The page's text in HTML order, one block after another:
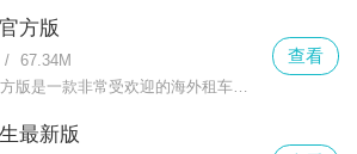
方版
/ 67.34M
惠租车官方版是一款非常受欢迎的海外租车服务软件，这款软件为广大海外旅游的用户提供了优质的租车出行服务，拥有非常丰富的车型等你来选择，提供了多样的租车套餐选择，让用户可以享受更加便捷的自驾旅游体验
查看
最新版